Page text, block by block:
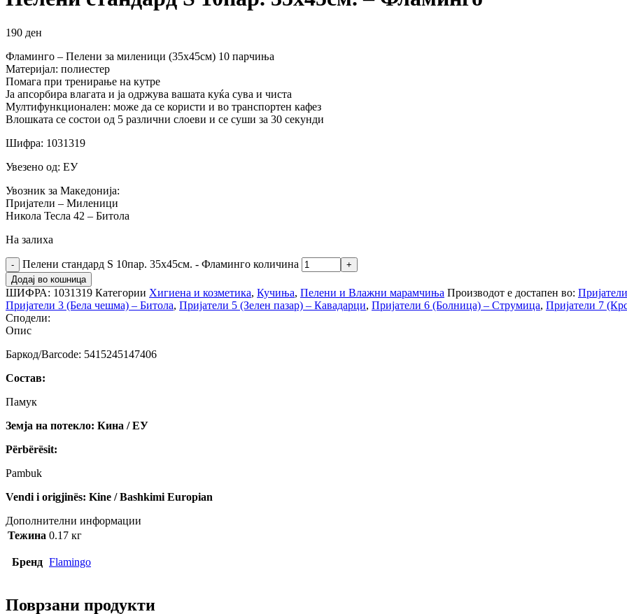
190 ден
Фламинго – Пелени за миленици (35х45см) 10 парчиња
Материјал: полиестер
Помага при тренирање на кутре
Ја апсорбира влагата и ја одржува вашата куќа сува и чиста
Мултифункционален: може да се користи и во транспортен кафез
Влошката се состои од 5 различни слоеви и се суши за 30 секунди
Шифра: 1031319
Увезено од: ЕУ
Увозник за Македонија:
Пријатели – Миленици
Никола Тесла 42 – Битола
На залиха
Пелени стандард S 10пар. 35х45см. - Фламинго количина
Додај во кошница
ШИФРА: 1031319 Категории Хигиена и козметика, Кучиња, Пелени и Влажни марамчиња Производот е достапен во:
Пријатели 3 (Бела чешма) – Битола, Пријатели 5 (Зелен пазар) – Кавадарци, Пријатели 6 (Болница) – Струмица, Пријатели 7
Сподели:
Опис
Баркод/Barcode: 5415245147406
Состав:
Памук
Земја на потекло: Кина / ЕУ
Përbërësit:
Pambuk
Vendi i origjinës: Kine / Bashkimi Europian
Дополнителни информации
Тежина 0.17 кг
Бренд Flamingo
Поврзани продукти